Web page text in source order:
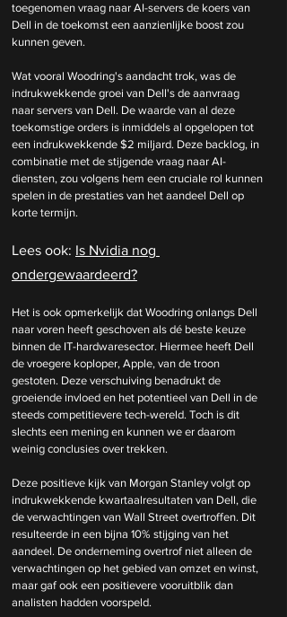
toegenomen vraag naar AI-servers de koers van
Dell in de toekomst een aanzienlijke boost zou
kunnen geven.
Wat vooral Woodring's aandacht trok, was de
indrukwekkende groei van Dell's de aanvraag
naar servers van Dell. De waarde van al deze
toekomstige orders is inmiddels al opgelopen tot
een indrukwekkende $2 miljard. Deze backlog, in
combinatie met de stijgende vraag naar AI-
diensten, zou volgens hem een cruciale rol kunnen
spelen in de prestaties van het aandeel Dell op
korte termijn.
Lees ook: Is Nvidia nog
ondergewaardeerd?
Het is ook opmerkelijk dat Woodring onlangs Dell
naar voren heeft geschoven als dé beste keuze
binnen de IT-hardwaresector. Hiermee heeft Dell
de vroegere koploper, Apple, van de troon
gestoten. Deze verschuiving benadrukt de
groeiende invloed en het potentieel van Dell in de
steeds competitievere tech-wereld. Toch is dit
slechts een mening en kunnen we er daarom
weinig conclusies over trekken.
Deze positieve kijk van Morgan Stanley volgt op
indrukwekkende kwartaalresultaten van Dell, die
de verwachtingen van Wall Street overtroffen. Dit
resulteerde in een bijna 10% stijging van het
aandeel. De onderneming overtrof niet alleen de
verwachtingen op het gebied van omzet en winst,
maar gaf ook een positievere vooruitblik dan
analisten hadden voorspeld.